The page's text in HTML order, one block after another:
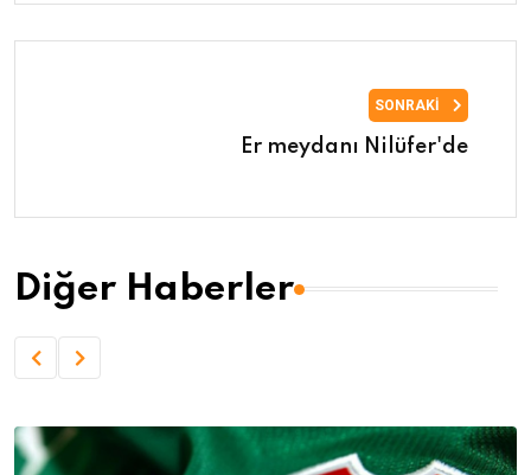
SONRAKI
Er meydanı Nilüfer'de
Diğer Haberler